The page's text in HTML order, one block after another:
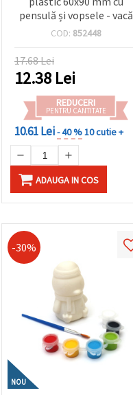
pensulă și vopsele - vacă
COD: 852448
17.68 Lei
12.38 Lei
REDUCERI
PENTRU CANTITATE
10.61 Lei- 40 %10 cutie +
ADAUGA IN COS
-30%
NOU